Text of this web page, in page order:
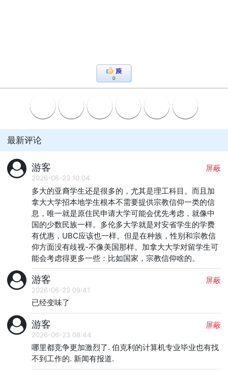
0
最新评论
游客 屏蔽
2026-06-23 10:04
多大的亚裔学生还是很多的，尤其是理工科目。而且加
拿大大学招本地学生根本不需要提供宗教信仰一类的信
息，唯一就是原住民申请大学可能会优先考虑，就像中
国的少数民族一样。多伦多大学就是对安省学生的学费
有优惠，UBC应该也一样。但是在种族，性别和宗教信
仰方面没有歧视-不像美国那样。加拿大大学对留学生可
能会考虑得更多一些：比如国家，宗教信仰啥的。
游客 屏蔽
2026-06-23 09:41
已经变味了
游客 屏蔽
2026-06-23 08:44
哪里都竞争更加激烈了. 伯克利的计算机专业毕业也有找
不到工作的. 新闻有报道.